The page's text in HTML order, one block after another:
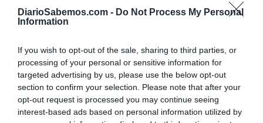
DiarioSabemos.com - Do Not Process My Personal
Information
If you wish to opt-out of the sale, sharing to third parties, or
processing of your personal or sensitive information for
targeted advertising by us, please use the below opt-out
section to confirm your selection. Please note that after your
opt-out request is processed you may continue seeing
interest-based ads based on personal information utilized by
garantizar el cumplimiento de la ley, sino también proteger
los derechos de los trabajadores del sector, quienes
La formalización de esta actividad permitiría mejorar sus
condiciones y garantizar su seguridad laboral.
El Ayuntamiento, por su parte, está desarrollando planes
para revisar y posiblemente reformar la legislación